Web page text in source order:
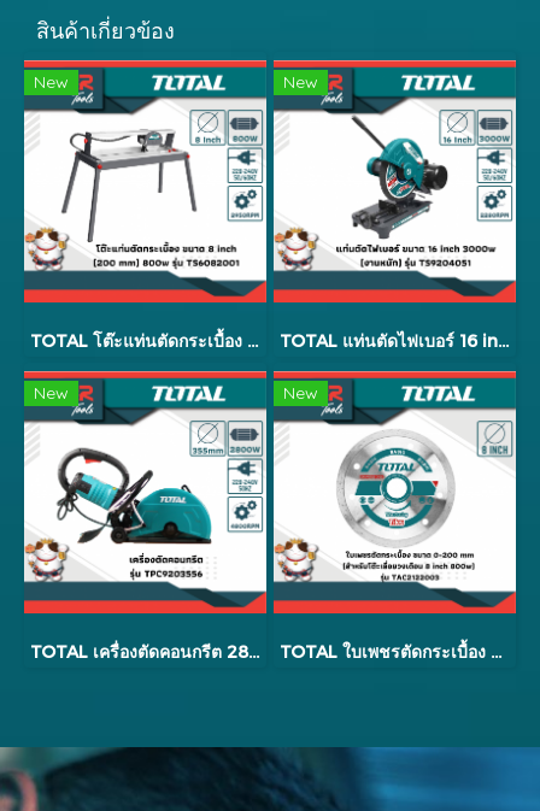
สินค้าเกี่ยวข้อง
New
TOTAL โต๊ะแท่นตัดกระเบื้อง 800 w รุ่น TS6082001
New
TOTAL แท่นตัดไฟเบอร์ 16 inch 3000w (งานหนัก) รุ่น TS9204051
New
TOTAL เครื่องตัดคอนกรีต 2800w รุ่น TPC9203556
New
TOTAL ใบเพชรตัดกระเบื้อง รุ่น TAC2122003